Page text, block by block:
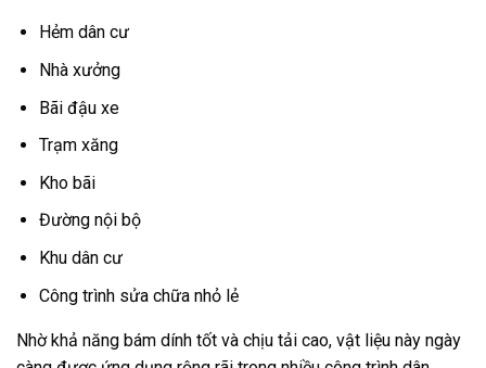
Hẻm dân cư
Nhà xưởng
Bãi đậu xe
Trạm xăng
Kho bãi
Đường nội bộ
Khu dân cư
Công trình sửa chữa nhỏ lẻ
Nhờ khả năng bám dính tốt và chịu tải cao, vật liệu này ngày